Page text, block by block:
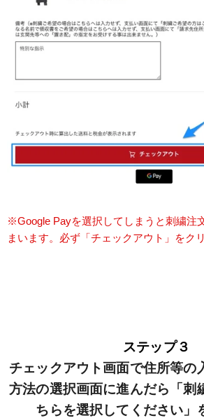
※Google Payを選択してしまうと刺繍注
まいます。必ず「チェックアウト」をク
ステップ３
チェックアウト画面で住所等の
方法の選択画面に進んだら「刺
ちらを選択してください」